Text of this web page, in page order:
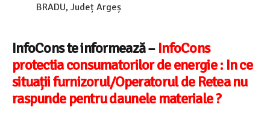
BRADU, Județ Argeș
InfoCons te informează – InfoCons
protectia consumatorilor de energie : In ce
situații furnizorul/Operatorul de Retea nu
raspunde pentru daunele materiale ?